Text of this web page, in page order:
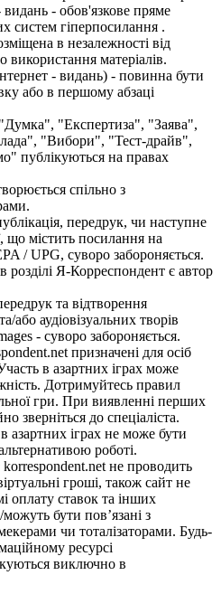
видань - обов'язкове пряме
систем гіперпосилання .
в незалежності від
використання матеріалів.
- видань) - повинна бути
або в першому абзаці
"Експертиза", "Заява",
"Вибори", "Тест-драйв",
публікуються на правах
спільно з
передрук, чи наступне
що містить посилання на
/ UPG, суворо забороняється.
розділі Я-Корреспондент є автор
та відтворення
або аудіовізуальних творів
- суворо забороняється.
призначені для осіб
в азартних іграх може
Дотримуйтесь правил
гри. При виявленні перших
зверніться до спеціаліста.
азартних іграх не може бути
роботі.
не проводить
гроші, також сайт не
оплату ставок та інших
можуть бути пов’язані з
чи тоталізаторами. Будь-
ресурсі
виключно в